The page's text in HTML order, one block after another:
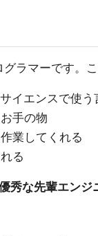
ラマーです。
イエンスで使う
手の物
業してくれる
る
秀な先輩エンジ